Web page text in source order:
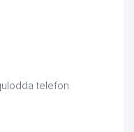
telefon